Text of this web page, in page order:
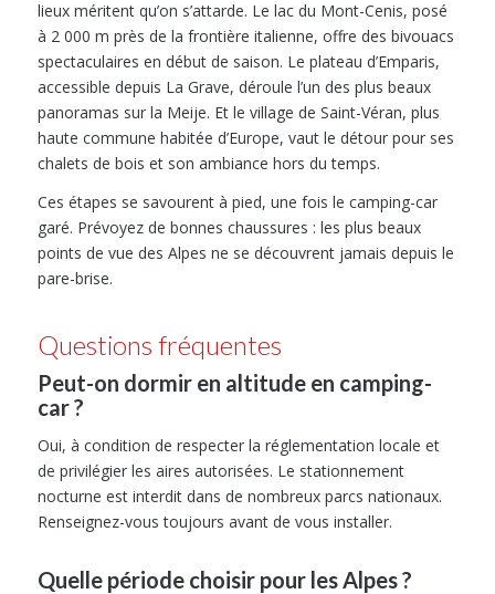
lieux méritent qu’on s’attarde. Le lac du Mont-Cenis, posé
à 2 000 m près de la frontière italienne, offre des bivouacs
spectaculaires en début de saison. Le plateau d’Emparis,
accessible depuis La Grave, déroule l’un des plus beaux
panoramas sur la Meije. Et le village de Saint-Véran, plus
haute commune habitée d’Europe, vaut le détour pour ses
chalets de bois et son ambiance hors du temps.
Ces étapes se savourent à pied, une fois le camping-car
garé. Prévoyez de bonnes chaussures : les plus beaux
points de vue des Alpes ne se découvrent jamais depuis le
pare-brise.
Questions fréquentes
Peut-on dormir en altitude en camping-
car ?
Oui, à condition de respecter la réglementation locale et
de privilégier les aires autorisées. Le stationnement
nocturne est interdit dans de nombreux parcs nationaux.
Renseignez-vous toujours avant de vous installer.
Quelle période choisir pour les Alpes ?